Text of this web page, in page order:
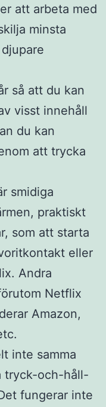
att arbeta med
minsta
så att du kan
visst innehåll
du kan
att trycka
smidiga
praktiskt
som att starta
eller
Andra
Netflix
Amazon,
inte samma
tryck-och-håll-
fungerar inte